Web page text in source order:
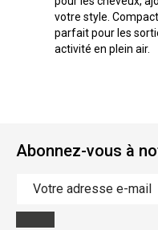
votre style.
parfait pour les
activité en plein air.
Abonnez-vous à